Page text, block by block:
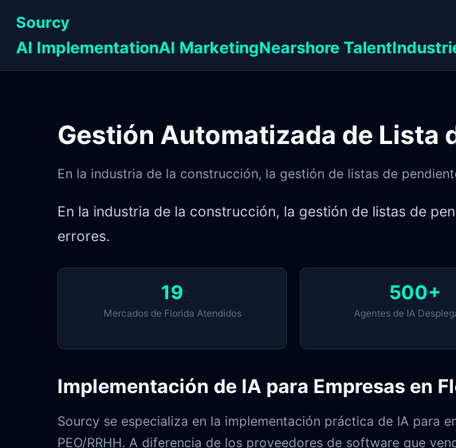
Sourcy
AI ImplementationAI MarketingNearshore Talent
Gestión Automatizada de Lista
En la industria de la construcción, la gestión de listas de
En la industria de la construcción, la gestión de listas de
errores.
19
Mercados de Florida Atendidos
500+
Agentes de IA
Implementación de IA para Empresas en
Sourcy se especializa en la implementación práctica de IA para
PEO/RRHH. A diferencia de los proveedores de software que